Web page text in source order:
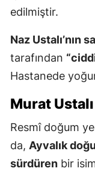
edilmiştir.
Naz Ustalı’nın
tarafından
Hastanede
Murat
Resmî doğum
da, Ayvalık
sürdüren bir